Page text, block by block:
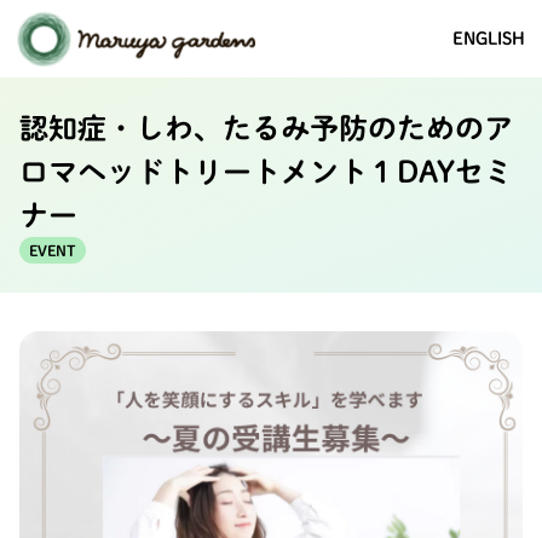
ENGLISH
認知症・しわ、たるみ予防のためのア
ロマヘッドトリートメント１DAYセミ
ナー